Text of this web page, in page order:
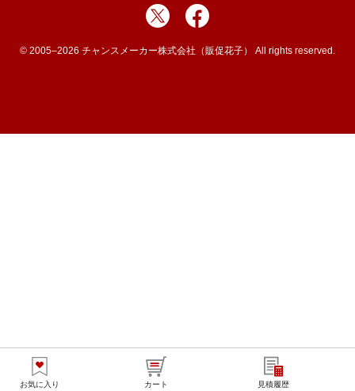
お気に入り カート 見積履歴
© 2005–2026 チャンスメーカー株式会社（販促花子） All rights reserved.